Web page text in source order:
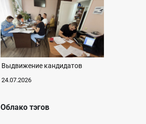
Выдвижение кандидатов
24.07.2026
Облако тэгов